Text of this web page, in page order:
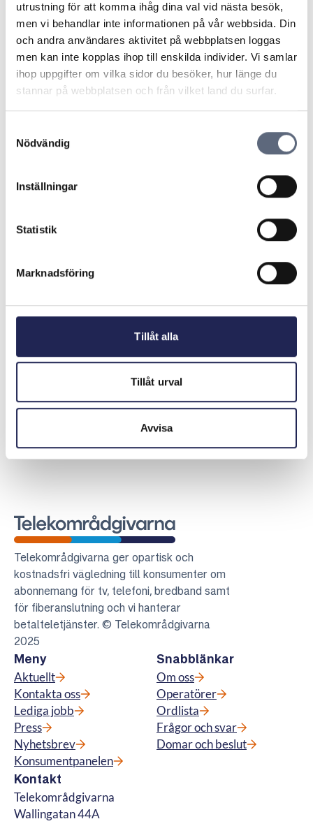
utrustning för att komma ihåg dina val vid nästa besök,
men vi behandlar inte informationen på vår webbsida. Din
och andra användares aktivitet på webbplatsen loggas
men kan inte kopplas ihop till enskilda individer. Vi samlar
ihop uppgifter om vilka sidor du besöker, hur länge du
stannar på webbplatsen och från vilket land du surfar.
Nödvändig
Inställningar
Statistik
Marknadsföring
Tillåt alla
Tillåt urval
Avvisa
När beställningarna över nätet ökar markant, så ökar
även bedrägerierna. Här är några tips från oss på
Telekområdgivarna:
Klicka aldrig på länkar i mejl eller sms om du inte
är helt säker på att de är korrekta.
Kontrollera avsändaren – ser mejlet eller sms:et ut
att komma från en myndighet, men något känns
myndighetens officiella webbplats.
Lämna aldrig ut BankID eller andra personliga
rätta till felköp eller något annat, lägg på luren.
Du kan läsa mer om tips och tricks på sidan
2025-11-13
Dela sidan
Skriv ut sidan
Telekområdgivarna
Telekområdgivarna ger opartisk och
kostnadsfri vägledning till konsumenter om
abonnemang för tv, telefoni, bredband samt
för fiberanslutning och vi hanterar
betalteletjänster. © Telekområdgivarna
2025
Meny
Aktuellt
Kontakta oss
Lediga jobb
Press
Nyhetsbrev
Konsumentpanelen
Snabblänkar
Om oss
Operatörer
Ordlista
Frågor och svar
Domar och beslut
Kontakt
Telekområdgivarna
Wallingatan 44A